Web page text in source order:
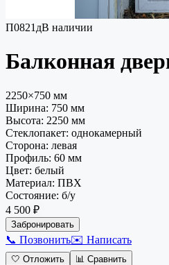
П0821дВ наличии
Балконная
2250×750 мм
Ширина: 750 мм
Высота: 2250 мм
Стеклопакет: однокамерный
Сторона: левая
Профиль: 60 мм
Цвет: белый
Материал: ПВХ
Состояние: б/у
4 500 ₽
Забронировать
📞 Позвонить✉️ Написать
🤍 Отложить 📊 Сравнить